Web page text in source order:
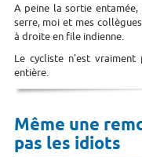
A peine la sortie
serre, moi et mes
à droite en file indienne.
Le cycliste n'est
entière.
Même une
pas les idiots